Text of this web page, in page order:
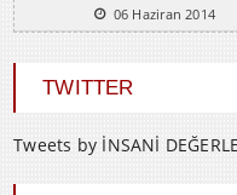
06 Haziran 2014
TWITTER
Tweets by İNSANİ